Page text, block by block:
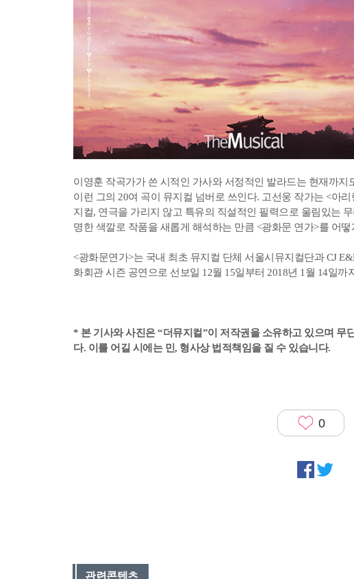
이영훈 작곡가가 쓴 시적인 가사와 서정적인 발라드는 현재까지
이런 그의 20여 곡이 뮤지컬 넘버로 쓰인다. 고선웅 작가는 <아
지컬, 연극을 가리지 않고 특유의 직설적인 필력으로 울림있는
명한 색깔로 작품을 새롭게 해석하는 만큼 <광화문 연가>를 어
<광화문연가>는 국내 최초 뮤지컬 단체 서울시뮤지컬단과 CJ
화회관 시즌 공연으로 선보일 12월 15일부터 2018년 1월 14일
* 본 기사와 사진은 “더뮤지컬”이 저작권을 소유하고 있으며 무
다. 이를 어길 시에는 민, 형사상 법적책임을 질 수 있습니다.
0
관련콘텐츠